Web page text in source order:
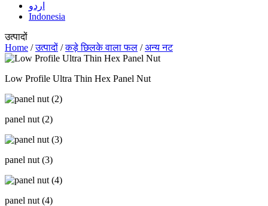
اردو
Indonesia
उत्पादों
Home /उत्पादों /कड़े छिलके वाला फल /अन्य नट
Low Profile Ultra Thin Hex Panel Nut
panel nut (2)
panel nut (3)
panel nut (4)